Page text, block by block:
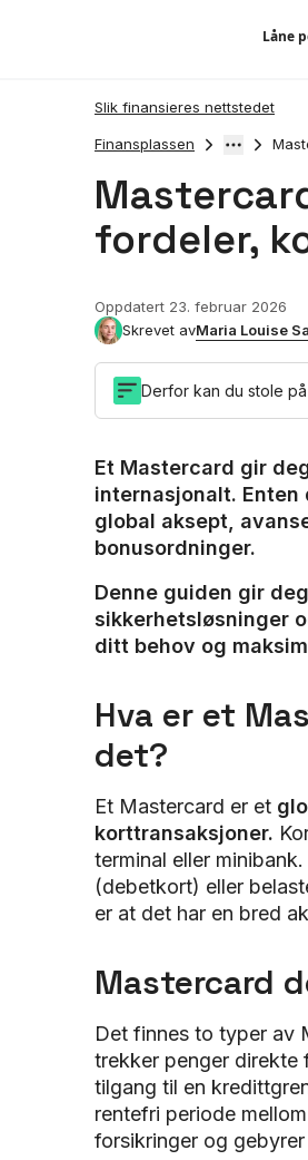
Låne
Slik finansieres nettstedet
Finansplassen
fordeler,
Oppdatert 23. februar 2026
Skrevet avMaria Louise
Derfor kan du stole
Et Mastercard gir
internasjonalt.
global aksept,
bonusordninger.
Denne guiden gir
sikkerhetsløsninger
ditt behov og
Hva er et
det?
Et Mastercard er et
korttransaksjoner.
terminal eller
(debetkort) eller
er at det har en bred
Mastercard
Det finnes to typer av
trekker penger direkte
tilgang til en
rentefri periode
forsikringer og